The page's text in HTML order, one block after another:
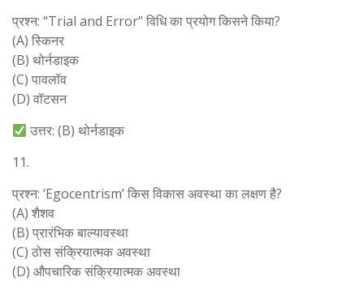
प्रश्न: “Trial and Error” विधि का प्रयोग किसने किया?
(A) स्किनर
(B) थोर्नडाइक
(C) पावलॉव
(D) वॉटसन
उत्तर: (B) थोर्नडाइक
11.
प्रश्न: ‘Egocentrism’ किस विकास अवस्था का लक्षण है?
(A) शैशव
(B) प्रारंभिक बाल्यावस्था
(C) ठोस संक्रियात्मक अवस्था
(D) औपचारिक संक्रियात्मक अवस्था